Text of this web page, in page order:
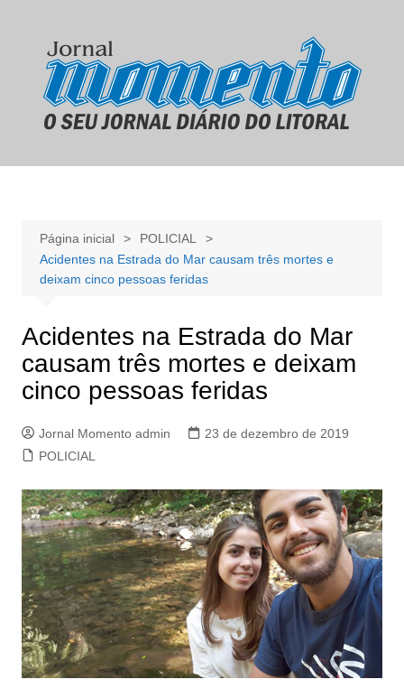
conteúdo
Página inicial
POLICIAL
Acidentes na Estrada do Mar causam três mortes e
deixam cinco pessoas feridas
Acidentes na Estrada do Mar
causam três mortes e deixam
cinco pessoas feridas
Jornal Momento admin
23 de dezembro de 2019
POLICIAL